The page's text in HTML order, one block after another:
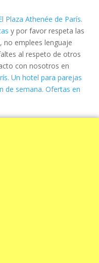
Plaza Athenée de París.
y por favor respeta las
no emplees lenguaje
al respeto de otros
con nosotros en
Un hotel para parejas
de semana. Ofertas en